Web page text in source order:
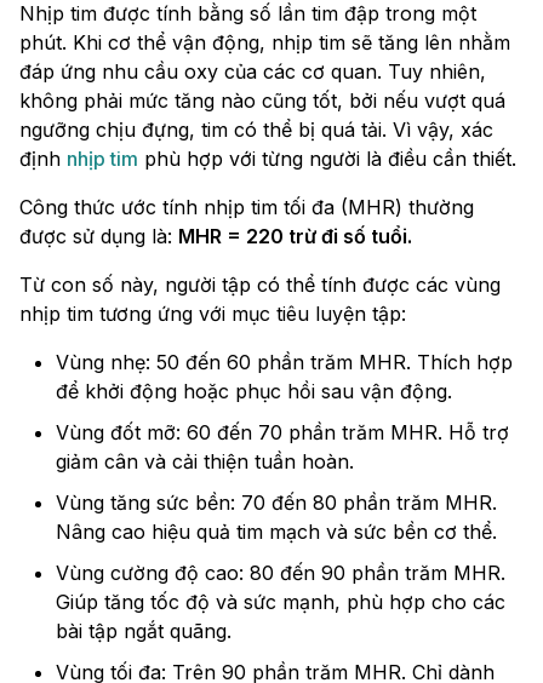
Nhịp tim được tính bằng số lần tim đập trong một
phút. Khi cơ thể vận động, nhịp tim sẽ tăng lên nhằm
đáp ứng nhu cầu oxy của các cơ quan. Tuy nhiên,
không phải mức tăng nào cũng tốt, bởi nếu vượt quá
ngưỡng chịu đựng, tim có thể bị quá tải. Vì vậy, xác
định nhịp tim phù hợp với từng người là điều cần thiết.
Công thức ước tính nhịp tim tối đa (MHR) thường
được sử dụng là: MHR = 220 trừ đi số tuổi.
Từ con số này, người tập có thể tính được các vùng
nhịp tim tương ứng với mục tiêu luyện tập:
Vùng nhẹ: 50 đến 60 phần trăm MHR. Thích hợp
để khởi động hoặc phục hồi sau vận động.
Vùng đốt mỡ: 60 đến 70 phần trăm MHR. Hỗ trợ
giảm cân và cải thiện tuần hoàn.
Vùng tăng sức bền: 70 đến 80 phần trăm MHR.
Nâng cao hiệu quả tim mạch và sức bền cơ thể.
Vùng cường độ cao: 80 đến 90 phần trăm MHR.
Giúp tăng tốc độ và sức mạnh, phù hợp cho các
bài tập ngắt quãng.
Vùng tối đa: Trên 90 phần trăm MHR. Chỉ dành